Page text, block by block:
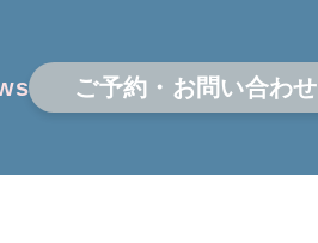
ご予約・お問い合わせ